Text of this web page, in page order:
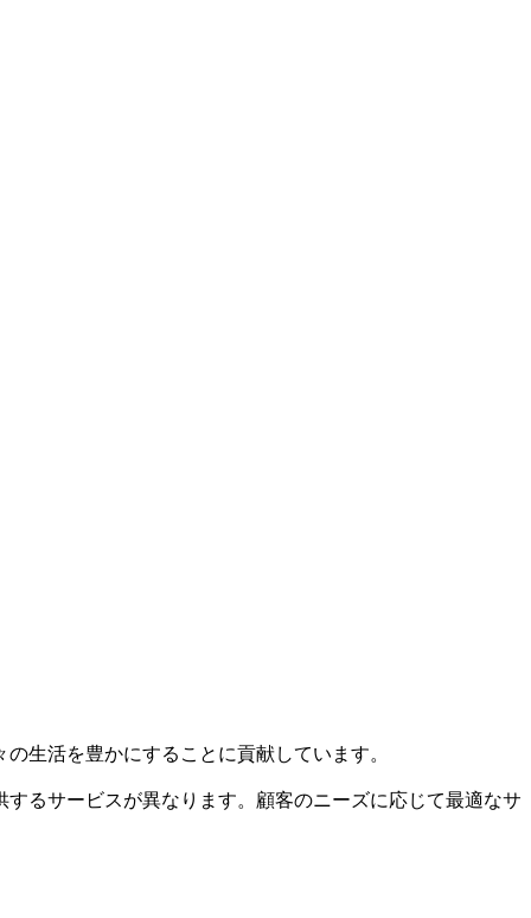
生活を豊かにすることに貢献しています。
るサービスが異なります。顧客のニーズに応じて最適なサ